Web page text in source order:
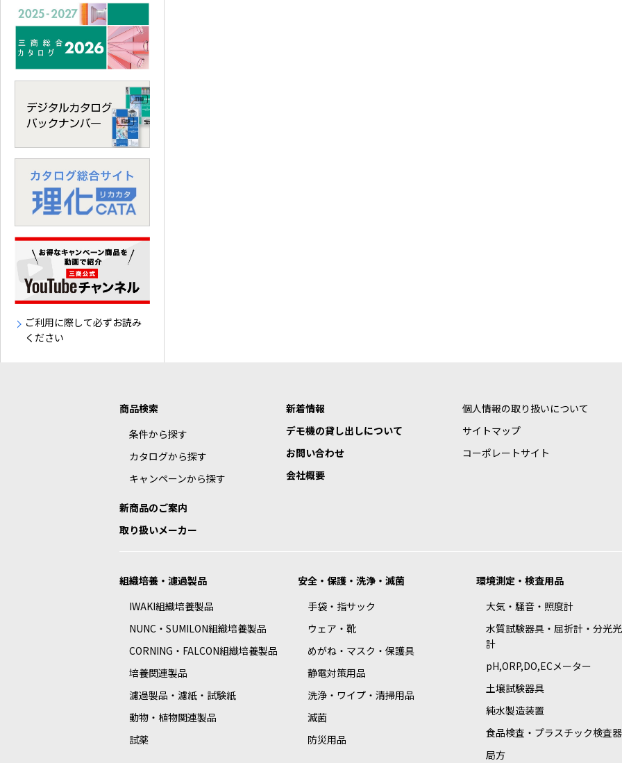
ご利用に際して必ずお読み
ください
商品検索
条件から探す
カタログから探す
キャンペーンから探す
新商品のご案内
取り扱いメーカー
新着情報
デモ機の貸し出しについて
お問い合わせ
会社概要
個人情報の取り扱いについて
サイトマップ
コーポレートサイト
組織培養・濾過製品
IWAKI組織培養製品
NUNC・SUMILON組織培養製品
CORNING・FALCON組織培養製品
培養関連製品
濾過製品・濾紙・試験紙
動物・植物関連製品
試薬
安全・保護・洗浄・滅菌
手袋・指サック
ウェア・靴
めがね・マスク・保護具
静電対策用品
洗浄・ワイプ・清掃用品
滅菌
防災用品
環境測定・検査用品
大気・騒音・照度計
水質試験器具・屈折計・分光
計
pH,ORP,DO,ECメーター
土壌試験器具
純水製造装置
食品検査・プラスチック検査
局方